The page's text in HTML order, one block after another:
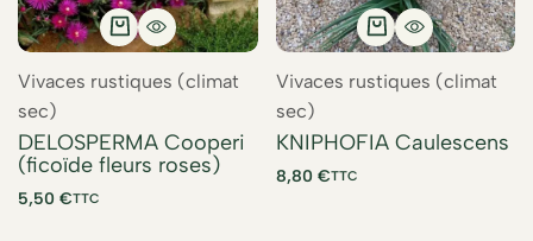
Vivaces rustiques (climat
sec)
DELOSPERMA Cooperi
(ficoïde fleurs roses)
5,50 €TTC
Vivaces rustiques (climat
sec)
KNIPHOFIA Caulescens
8,80 €TTC